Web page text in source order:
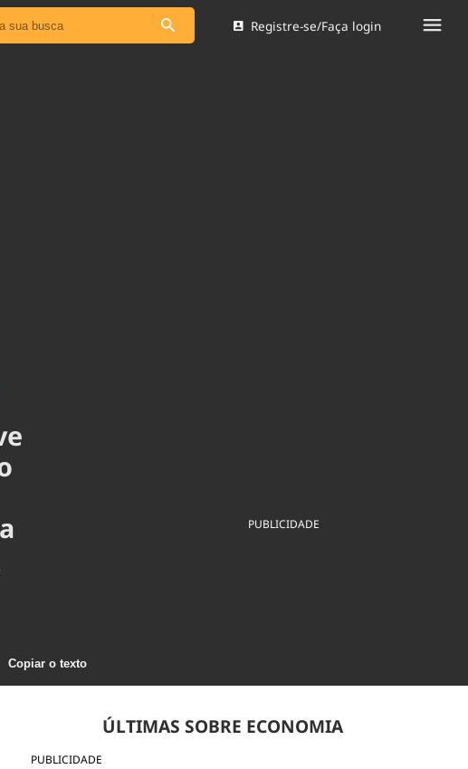
Ver todas as notícias
Brasil
Brasil Mineral
Ciência & Tecnologia
Comportamento
Registre-se/Faça login
Copiar o texto
PUBLICIDADE
PUBLICIDADE
ÚLTIMAS SOBRE ECONOMIA